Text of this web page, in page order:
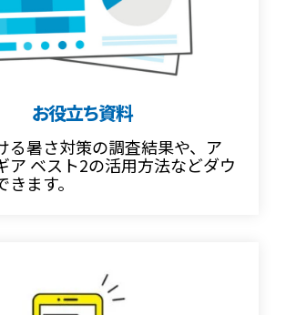
お役立ち資料
る暑さ対策の調査結果や、ア
ア ベスト2の活用方法などダウ
ます。